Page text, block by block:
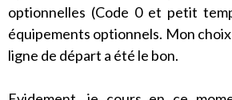
optionnelles (Code 0 et petit
équipements optionnels. Mon
ligne de départ a été le bon.